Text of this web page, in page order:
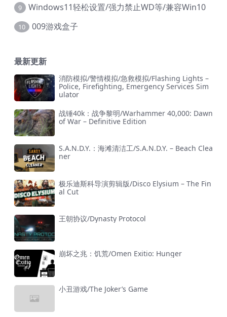
9 Windows11轻松设置/强力禁止WD等/兼容Win10
10 009游戏盒子
最新更新
消防模拟/警情模拟/急救模拟/Flashing Lights –
Police, Firefighting, Emergency Services Sim
ulator
战锤40k：战争黎明/Warhammer 40,000: Dawn
of War – Definitive Edition
S.A.N.D.Y.：海滩清洁工/S.A.N.D.Y. – Beach Clea
ner
极乐迪斯科导演剪辑版/Disco Elysium – The Fin
al Cut
王朝协议/Dynasty Protocol
崩坏之兆：饥荒/Omen Exitio: Hunger
小丑游戏/The Joker’s Game